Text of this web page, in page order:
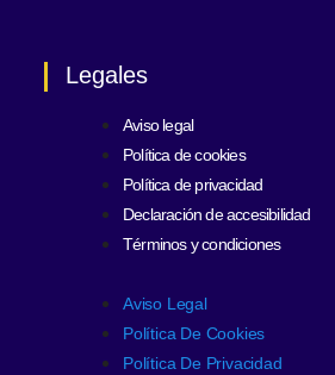
Legales
Aviso legal
Política de cookies
Política de privacidad
Declaración de accesibilidad
Términos y condiciones
Aviso Legal
Política De Cookies
Política De Privacidad